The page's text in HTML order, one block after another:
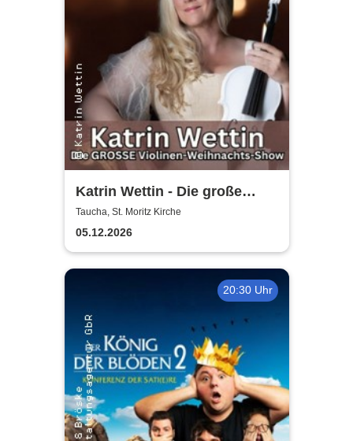
Katrin Wettin - Die große
Violinen-Weihnachts-Show
Taucha, St. Moritz Kirche
05.12.2026
20:30 Uhr